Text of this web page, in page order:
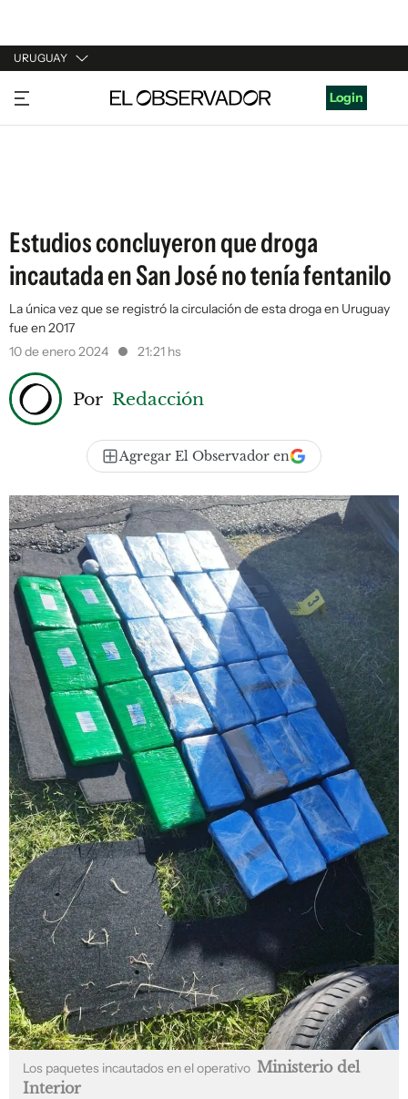
URUGUAY
URUGUAY
ARGENTINA
Login
Estudios concluyeron que droga
incautada en San José no tenía fentanilo
La única vez que se registró la circulación de esta droga en Uruguay
fue en 2017
10 de enero 2024
21:21 hs
Por Redacción
Agregar El Observador en
Los paquetes incautados en el operativo Ministerio del
Interior